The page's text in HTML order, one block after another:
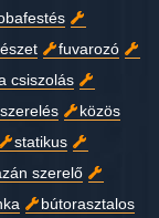
fuvarozó
csiszolás
közös
statikus
szerelő
bútorasztalos